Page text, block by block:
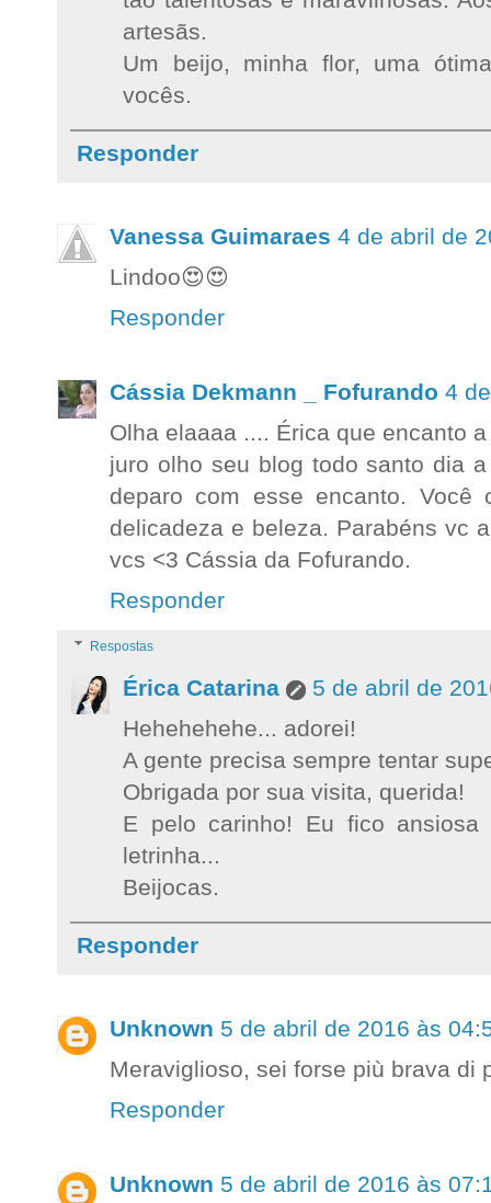
artesãs.
Um beijo, minha flor, uma
vocês.
Responder
Vanessa Guimaraes 4 de abril de
Lindoo😍😍
Responder
Cássia Dekmann _ Fofurando 4
Olha elaaaa .... Érica que encanto
juro olho seu blog todo santo dia
deparo com esse encanto. Você
delicadeza e beleza. Parabéns vc
vcs <3 Cássia da Fofurando.
Responder
Respostas
Érica Catarina
5 de abril de
Hehehehehe... adorei!
A gente precisa sempre tentar
Obrigada por sua visita, querida!
E pelo carinho! Eu fico
letrinha...
Beijocas.
Responder
Unknown 5 de abril de 2016 às
Meraviglioso, sei forse più brava di
Responder
Unknown 5 de abril de 2016 às